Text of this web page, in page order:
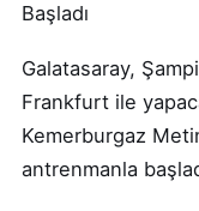
Başladı
Galatasaray,
Frankfurt ile
Kemerburgaz
antrenmanla